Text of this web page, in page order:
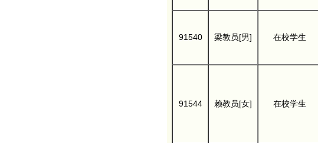
91540 梁教员[男] 在校学生
91544 赖教员[女] 在校学生